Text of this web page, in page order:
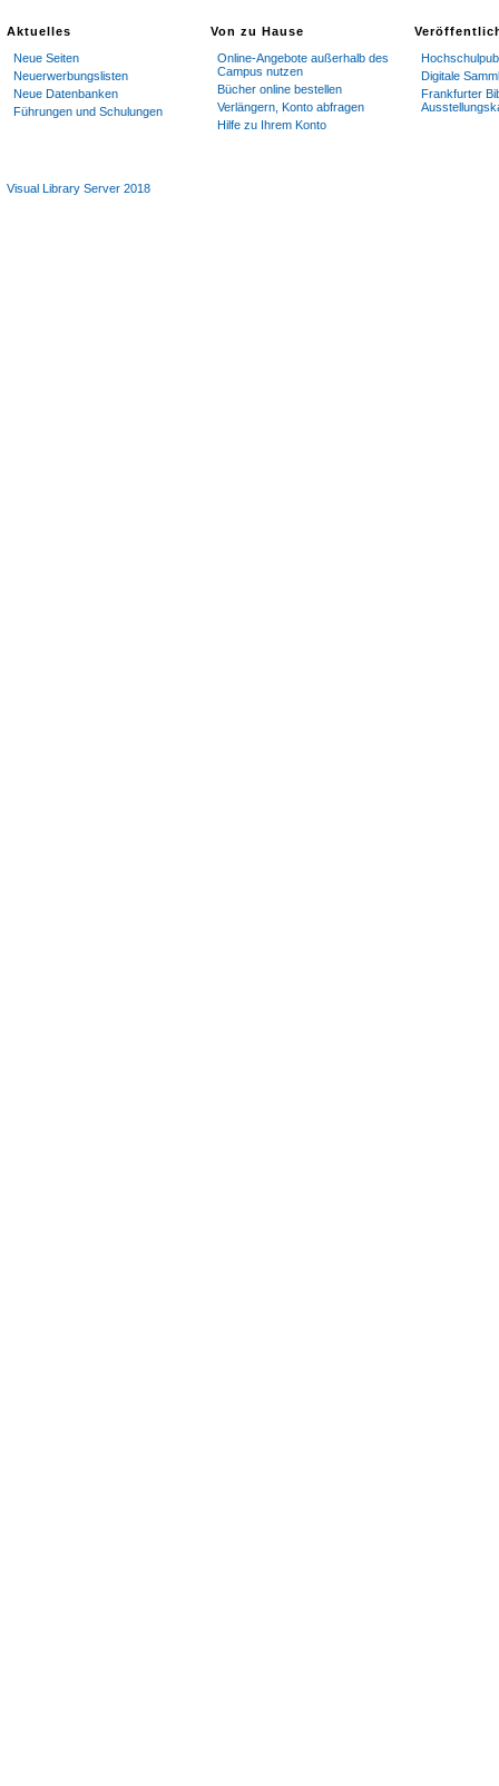
Aktuelles
Neue Seiten
Neuerwerbungslisten
Neue Datenbanken
Führungen und Schulungen
Von zu Hause
Online-Angebote außerhalb des
Campus nutzen
Bücher online bestellen
Verlängern, Konto abfragen
Hilfe zu Ihrem Konto
Digitale
Frankfurter
Visual Library Server 2018